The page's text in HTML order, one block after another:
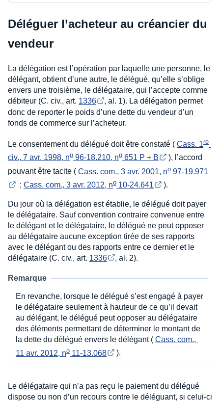
Déléguer l’acheteur au créancier du
vendeur
La délégation est l’opération par laquelle une personne, le
délégant, obtient d’une autre, le délégué, qu’elle s’oblige
envers une troisième, le délégataire, qui l’accepte comme
débiteur (C. civ., art. 1336
, al. 1). La délégation permet
donc de reporter le poids d’une dette du vendeur d’un
fonds de commerce sur l’acheteur.
Le consentement du délégué doit être constaté ( Cass. 1re
civ., 7 avr. 1998, no 96-18.210, no 651 P + B
), l’accord
pouvant être tacite ( Cass. com., 3 avr. 2001, no 97-19.971
; Cass. com., 3 avr. 2012, no 10-24.641 ).
Du jour où la délégation est établie, le délégué doit payer
le délégataire. Sauf convention contraire convenue entre
le délégant et le délégataire, le délégué ne peut opposer
au délégataire aucune exception tirée de ses rapports
avec le délégant ou des rapports entre ce dernier et le
délégataire (C. civ., art. 1336 , al. 2).
Remarque
En revanche, lorsque le délégué s’est engagé à payer
le délégataire seulement à hauteur de ce qu’il devait
au délégant, le délégué peut opposer au délégataire
des éléments permettant de déterminer le montant de
la dette du délégué envers le délégant ( Cass. com.,
11 avr. 2012, no 11-13.068 ).
Le délégataire qui n’a pas reçu le paiement du délégué
dispose ou non d’un recours contre le déléguant, si celui-ci